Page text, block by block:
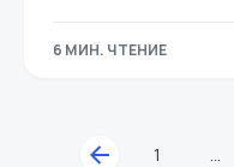
6 МИН. ЧТЕНИЕ
1 …